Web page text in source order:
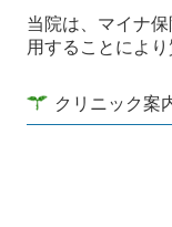
クリニック案
当院は、マイナ
用することによ